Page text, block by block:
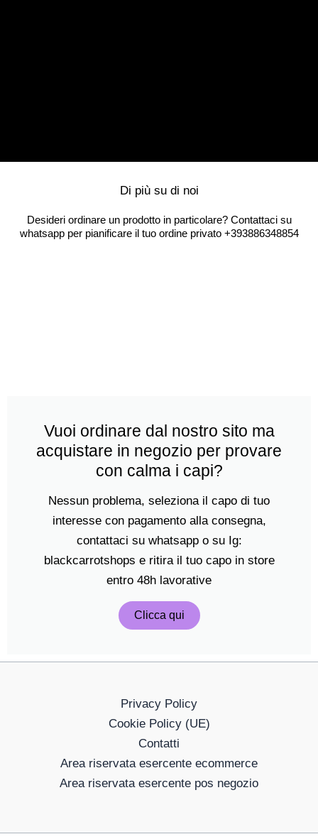
Di più su di noi
Desideri ordinare un prodotto in particolare? Contattaci su
whatsapp per pianificare il tuo ordine privato +393886348854
Vuoi ordinare dal nostro sito ma
acquistare in negozio per provare
con calma i capi?
Nessun problema, seleziona il capo di tuo
interesse con pagamento alla consegna,
contattaci su whatsapp o su Ig:
blackcarrotshops e ritira il tuo capo in store
entro 48h lavorative
Clicca qui
Privacy Policy
Cookie Policy (UE)
Contatti
Area riservata esercente ecommerce
Area riservata esercente pos negozio